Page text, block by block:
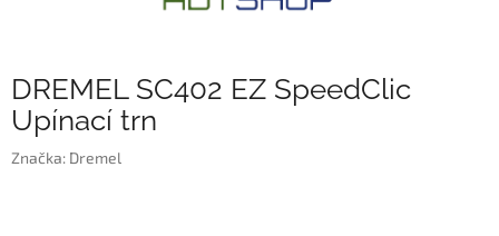
DREMEL SC402 EZ SpeedClic
Upínací trn
Značka: Dremel